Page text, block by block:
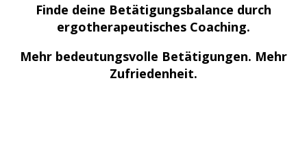
Finde deine Betätigungsbalance durch
ergotherapeutisches Coaching.
Mehr bedeutungsvolle Betätigungen. Mehr
Zufriedenheit.